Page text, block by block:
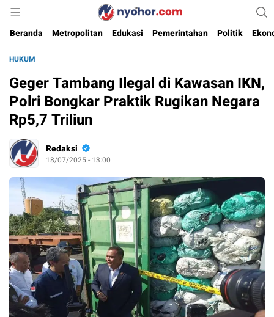
Nyohor.com
Media Informasi Ternyohor
Beranda
Metropolitan Edukasi Pemerintahan Politik
HUKUM
Geger Tambang Ilegal di Kawasan IKN,
Polri Bongkar Praktik Rugikan Negara
Rp5,7 Triliun
Redaksi
18/07/2025 - 13:00